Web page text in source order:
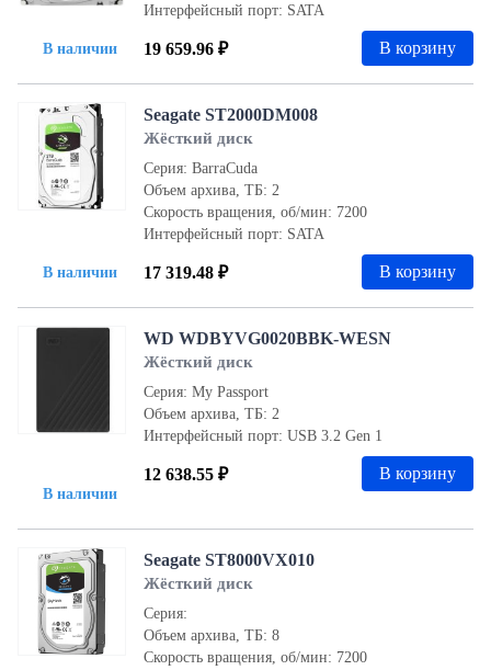
В наличии
Интерфейсный порт: SATA
19 659.96 ₽ В корзину
В наличии
Seagate ST2000DM008
Жёсткий диск
Серия: BarraCuda
Объем архива, ТБ: 2
Скорость вращения, об/мин: 7200
Интерфейсный порт: SATA
17 319.48 ₽ В корзину
В наличии
WD WDBYVG0020BBK-WESN
Жёсткий диск
Серия: My Passport
Объем архива, ТБ: 2
Интерфейсный порт: USB 3.2 Gen 1
12 638.55 ₽ В корзину
Seagate ST8000VX010
Жёсткий диск
Серия:
Объем архива, ТБ: 8
Скорость вращения, об/мин: 7200